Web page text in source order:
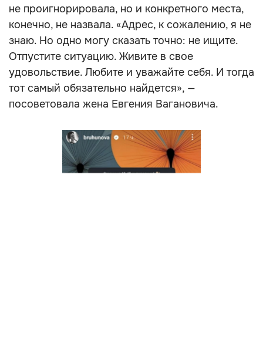
не проигнорировала, но и конкретного места,
конечно, не назвала. «Адрес, к сожалению, я не
знаю. Но одно могу сказать точно: не ищите.
Отпустите ситуацию. Живите в свое
удовольствие. Любите и уважайте себя. И тогда
тот самый обязательно найдется», —
посоветовала жена Евгения Вагановича.